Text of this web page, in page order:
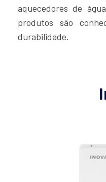
aquecedores de
produtos são
durabilidade.